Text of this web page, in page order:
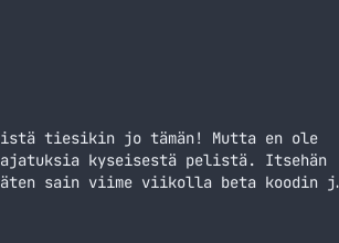
tiesikin jo tämän! Mutta en ole
kyseisestä pelistä. Itsehän
sain viime viikolla beta koodin
valinnassa, mutta tähän tuli…